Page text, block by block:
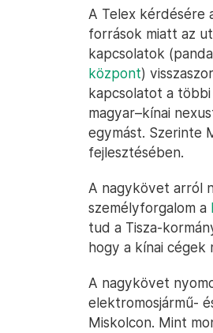
A Telex kérdésére
források miatt az
kapcsolatok
központ)
kapcsolatot a
magyar–kínai
egymást. Szerinte
fejlesztésében.
A nagykövet arról
személyforgalom a
tud a Tisza-
hogy a kínai cégek
A nagykövet
elektromosjármű-
Miskolcon. Mint